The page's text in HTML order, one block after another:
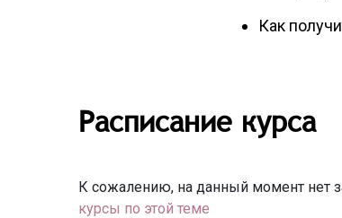
Как
Расписание курса
К сожалению, на данный момент нет
курсы по этой теме